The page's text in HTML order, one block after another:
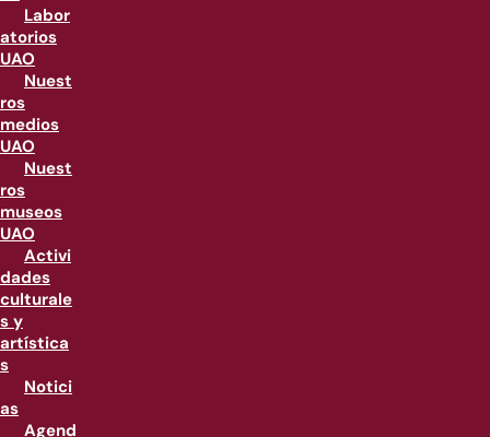
Labor
atorios
UAO
Nuest
ros
medios
UAO
Nuest
ros
museos
UAO
Activi
dades
culturale
s y
artística
s
Notici
as
Agend